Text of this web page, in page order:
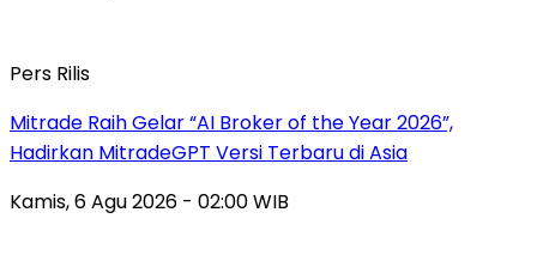
Pers Rilis
Mitrade Raih Gelar “AI Broker of the Year 2026”,
Hadirkan MitradeGPT Versi Terbaru di Asia
Kamis, 6 Agu 2026 - 02:00 WIB